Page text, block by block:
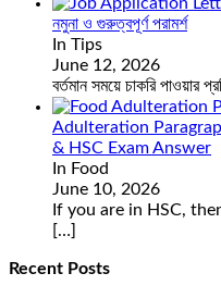
নমুনা ও গুরুত্বপূর্ণ পরামর্শ
In Tips
June 12, 2026
বর্তমান সময়ে চাকরি পাওয়ার
Adulteration
& HSC Exam Answer
In Food
June 10, 2026
If you are in HSC,
[…]
Recent Posts